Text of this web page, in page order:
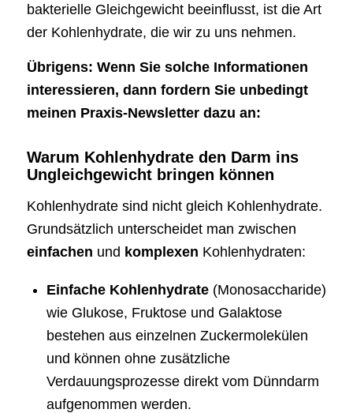
bakterielle Gleichgewicht beeinflusst, ist die Art
der Kohlenhydrate, die wir zu uns nehmen.
Übrigens: Wenn Sie solche Informationen
interessieren, dann fordern Sie unbedingt
meinen Praxis-Newsletter dazu an:
Warum Kohlenhydrate den Darm ins
Ungleichgewicht bringen können
Kohlenhydrate sind nicht gleich Kohlenhydrate.
Grundsätzlich unterscheidet man zwischen
einfachen und komplexen Kohlenhydraten:
Einfache Kohlenhydrate(Monosaccharide)
wie Glukose, Fruktose und Galaktose
bestehen aus einzelnen Zuckermolekülen
und können ohne zusätzliche
Verdauungsprozesse direkt vom Dünndarm
aufgenommen werden.